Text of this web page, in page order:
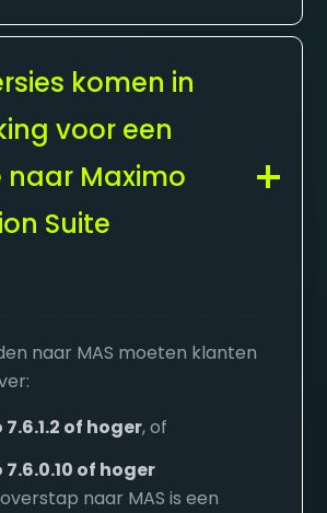
komen in
voor een
Maximo
Suite
naar MAS moeten klanten
of hoger, of
of hoger
naar MAS is een